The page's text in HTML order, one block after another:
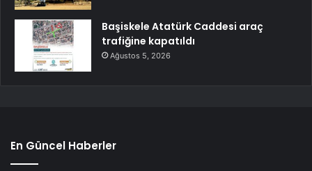
Başiskele Atatürk Caddesi araç
trafiğine kapatıldı
Ağustos 5, 2026
En Güncel Haberler